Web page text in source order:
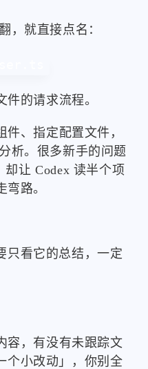
，就直接点名：
的请求流程。
、指定配置文件，
析。很多新手的问题
却让 Codex 读半个项
路。
只看它的总结，一定
容，有没有未跟踪文
个小改动」，你别全